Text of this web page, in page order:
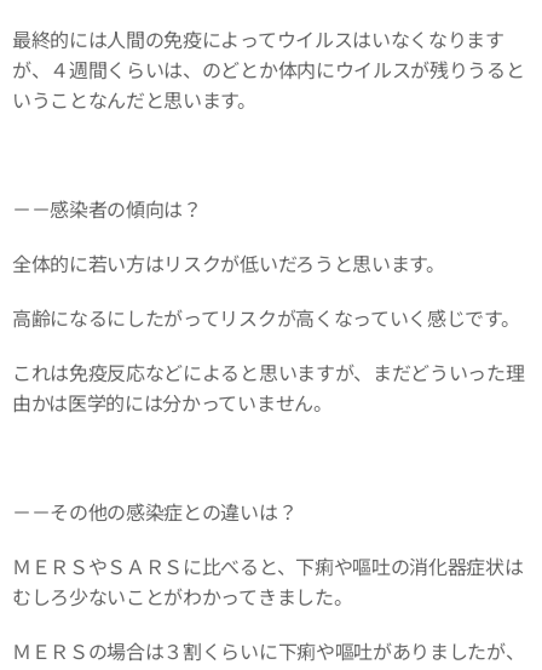
最終的には人間の免疫によってウイルスはいなくなります
が、４週間くらいは、のどとか体内にウイルスが残りうると
いうことなんだと思います。
－－感染者の傾向は？
全体的に若い方はリスクが低いだろうと思います。
高齢になるにしたがってリスクが高くなっていく感じです。
これは免疫反応などによると思いますが、まだどういった理
由かは医学的には分かっていません。
－－その他の感染症との違いは？
ＭＥＲＳやＳＡＲＳに比べると、下痢や嘔吐の消化器症状は
むしろ少ないことがわかってきました。
ＭＥＲＳの場合は３割くらいに下痢や嘔吐がありましたが、